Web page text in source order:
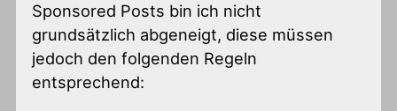
Sponsored Posts bin ich nicht
grundsätzlich abgeneigt, diese müssen
jedoch den folgenden Regeln
entsprechend: